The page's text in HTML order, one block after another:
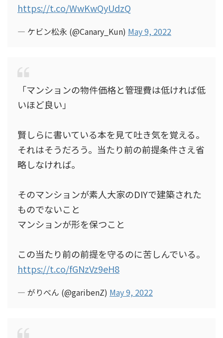
https://t.co/WwKwQyUdzQ
— ケビン松永 (@Canary_Kun) May 9, 2022
「マンションの物件価格と管理費は低ければ低
いほど良い」
賢しらに書いている本を見て吐き気を覚える。
それはそうだろう。当たり前の前提条件さえ省
略しなければ。
そのマンションが素人大家のDIYで建築された
ものでないこと
マンションが形を保つこと
この当たり前の前提を守るのに苦しんでいる。
https://t.co/fGNzVz9eH8
— がりべん (@garibenZ) May 9, 2022